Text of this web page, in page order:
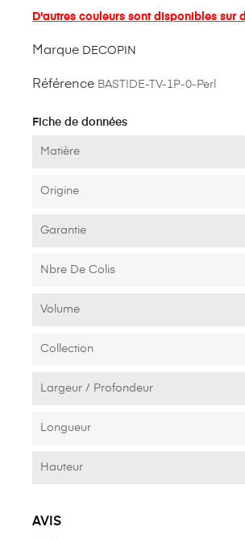
D'autres couleurs sont disponibles sur
Marque DECOPIN
Référence BASTIDE-TV-1P-0-Perl
Fiche de données
Matière
Origine
Garantie
Nbre De Colis
Volume
Collection
Largeur / Profondeur
Longueur
Hauteur
AVIS